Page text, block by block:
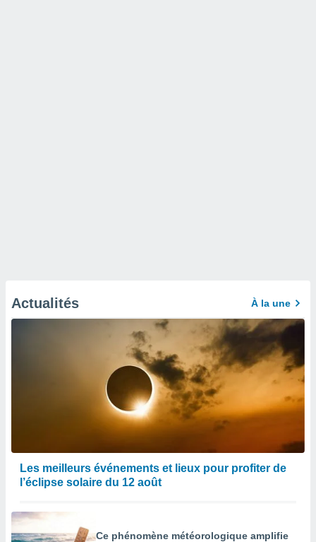
Actualités À la une
Les meilleurs événements et lieux pour profiter de
l’éclipse solaire du 12 août
Ce phénomène météorologique amplifie